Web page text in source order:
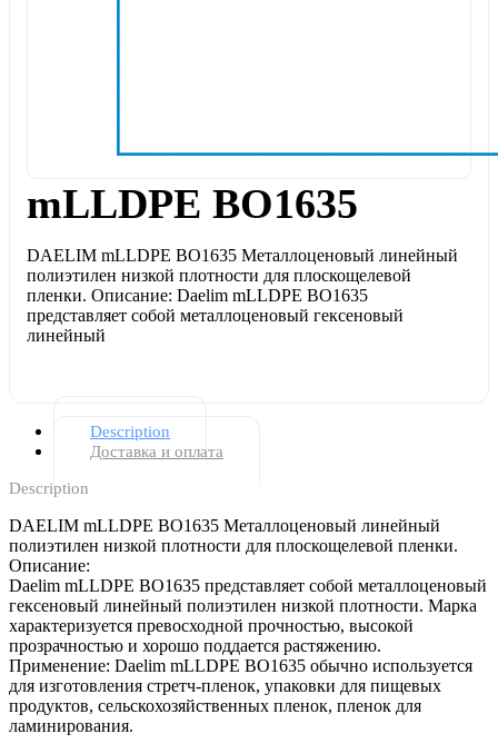
mLLDPE BO1635
DAELIM mLLDPE BO1635 Металлоценовый линейный
полиэтилен низкой плотности для плоскощелевой
пленки. Описание: Daelim mLLDPE BO1635
представляет собой металлоценовый гексеновый
линейный
Description
Доставка и оплата
Description
DAELIM mLLDPE BO1635 Металлоценовый линейный
полиэтилен низкой плотности для плоскощелевой пленки.
Описание:
Daelim mLLDPE BO1635 представляет собой металлоценовый
гексеновый линейный полиэтилен низкой плотности. Марка
характеризуется превосходной прочностью, высокой
прозрачностью и хорошо поддается растяжению.
Применение: Daelim mLLDPE BO1635 обычно используется
для изготовления стретч-пленок, упаковки для пищевых
продуктов, сельскохозяйственных пленок, пленок для
ламинирования.